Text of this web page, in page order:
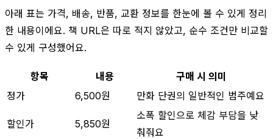
아래 표는 가격, 배송, 반품, 교환 정보를 한눈에 볼 수 있게 정리
한 내용이에요. 책 URL은 따로 적지 않았고, 순수 조건만 비교할
수 있게 구성했어요.
항목 내용
구매 시 의미
정가
6,500원 만화 단권의 일반적인 범주예요
할인가 5,850원
소폭 할인으로 체감 부담을 낮
춰줘요